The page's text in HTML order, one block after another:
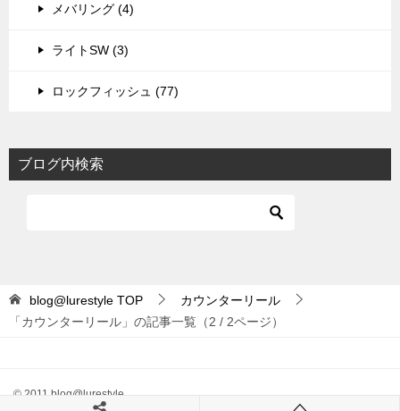
メバリング (4)
ライトSW (3)
ロックフィッシュ (77)
ブログ内検索
blog@lurestyle TOP
カウンターリール
「カウンターリール」の記事一覧（2 / 2ページ）
© 2011 blog@lurestyle